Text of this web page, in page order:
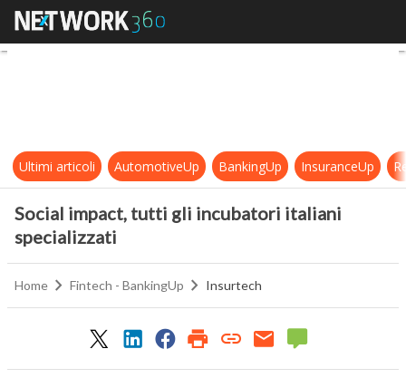
Social impact, tutti gli incubatori
Ultimi articoli AutomotiveUp BankingUp InsuranceUp
Social impact, tutti gli incubatori italiani
specializzati
Home Fintech - BankingUp Insurtech